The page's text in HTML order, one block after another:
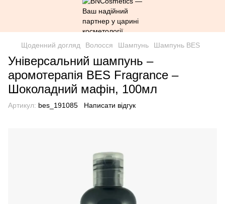
Щоденний догляд Волосся Шампунь Шампунь BES
Універсальний шампунь –
аромотерапія BES Fragrance –
Шоколадний мафін, 100мл
Артикул: bes_191085 Написати відгук